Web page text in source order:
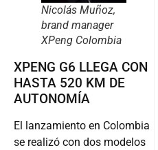
Nicolás Muñoz,
brand manager
XPeng Colombia
XPENG G6 LLEGA CON
HASTA 520 KM DE
AUTONOMÍA
El lanzamiento en Colombia
se realizó con dos modelos